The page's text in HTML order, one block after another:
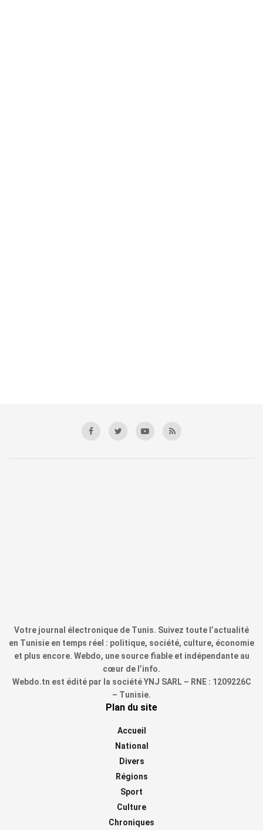
Votre journal électronique de Tunis. Suivez toute l’actualité
en Tunisie en temps réel : politique, société, culture, économie
et plus encore. Webdo, une source fiable et indépendante au
cœur de l’info.
Webdo.tn est édité par la société YNJ SARL – RNE : 1209226C
– Tunisie.
Plan du site
Accueil
National
Divers
Régions
Sport
Culture
Chroniques